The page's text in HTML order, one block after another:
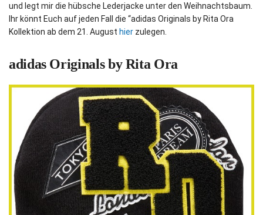
und legt mir die hübsche Lederjacke unter den Weihnachtsbaum.
Ihr könnt Euch auf jeden Fall die “adidas Originals by Rita Ora
Kollektion ab dem 21. August hier zulegen.
adidas Originals by Rita Ora